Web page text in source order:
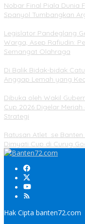
Nobar Final Piala Dunia
Spanyol Tumbangkan
Legislator Pandeglang
Warga, Asep Rafiudin:
Semangat Olahraga
Di Balik Bidak-bidak
Anggap Lemah yang
Dibuka oleh Wakil
Cup 2026 Digelar
Strategi
Ratusan Atlet se
Dimyati Cup di Curug
Hak Cipta banten72.com